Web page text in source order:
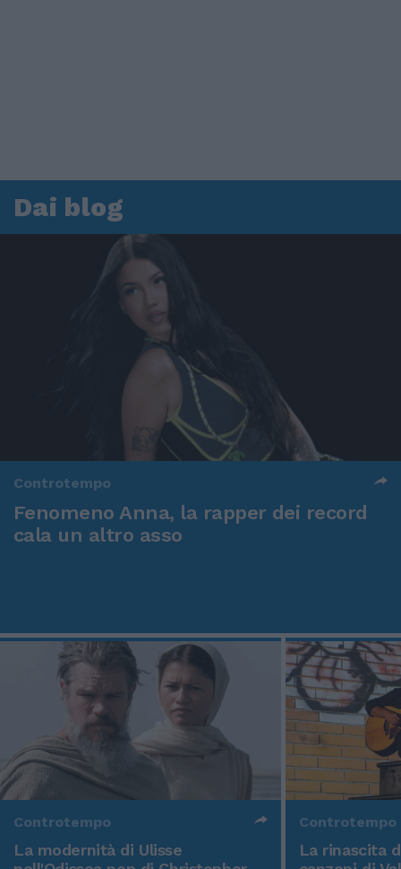
Dai blog
Controtempo
Fenomeno Anna, la rapper dei record
cala un altro asso
Controtempo
La modernità di Ulisse
Controtempo
La rinascita